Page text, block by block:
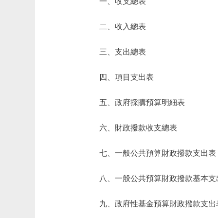
二、收入總表
三、支出總表
四、項目支出表
五、政府採購預算明細表
六、財政撥款收支總表
七、一般公共預算財政撥款支出表
八、一般公共預算財政撥款基本支
九、政府性基金預算財政撥款支出